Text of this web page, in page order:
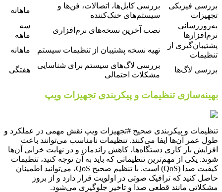
بررسی فیزیکی
تجهیزات
بررسی کابل‌ها، اتصالات، فن‌ها و
سیستم‌های خنک‌کننده
ماهانه
به‌روزرسانی
نرم‌افزارها
نصب آخرین نسخه‌های نرم‌افزاری
سه
ماهه
پشتیبان‌گیری از
تنظیمات
تهیه نسخه پشتیبان از تنظیمات سیستم ماهانه
بررسی لاگ‌ها
بررسی لاگ‌های سیستم برای شناسایی
مشکلات احتمالی
هفتگی
بهینه‌سازی تنظیمات و پیکربندی تجهیزات ویپ
تنظیمات و پیکربندی صحیح #تجهیزات ویپ نقش مهمی در عملکرد و
طول عمر آن‌ها ایفا می‌کنند. تنظیمات نامناسب می‌توانند باعث
افزایش بار کاری دستگاه‌ها، کاهش راندمان و در نهایت خرابی آن‌ها
شوند. یکی از مهم‌ترین تنظیماتی که باید به آن توجه کنید، تنظیمات
کیفیت صدا (QoS) است. با تنظیم صحیح QoS، می‌توانید اطمینان
حاصل کنید که ترافیک صوتی در اولویت قرار دارد و از بروز
مشکلاتی مانند قطعی صدا و تاخیر جلوگیری می‌شود.